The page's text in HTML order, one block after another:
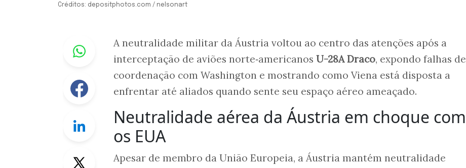
Créditos: depositphotos.com / nelsonart
Whastapp
Facebook
Linkedin
Twitter
A neutralidade militar da Áustria voltou ao centro das atenções após a
interceptação de aviões norte‑americanos U-28A Draco, expondo falhas de
coordenação com Washington e mostrando como Viena está disposta a
enfrentar até aliados quando sente seu espaço aéreo ameaçado.
Neutralidade aérea da Áustria em choque com
os EUA
Apesar de membro da União Europeia, a Áustria mantém neutralidade